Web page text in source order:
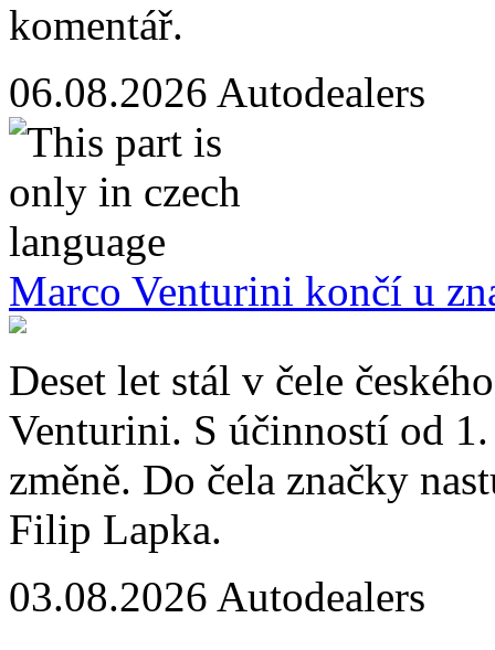
komentář.
06.08.2026 Autodealers
Marco Venturini končí u
Deset let stál v čele
Venturini. S účinností od
změně. Do čela značky
Filip Lapka.
03.08.2026 Autodealers